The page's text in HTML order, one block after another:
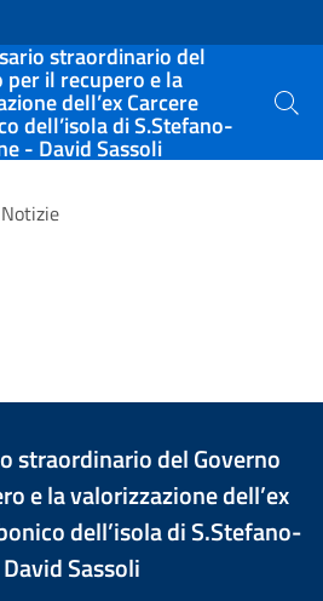
straordinario del
per il recupero e la
dell’ex Carcere
dell’isola di S.Stefano-
- David Sassoli
Cerca
Notizie
della pagina
straordinario del Governo
e la valorizzazione dell’ex
dell’isola di S.Stefano-
Sassoli